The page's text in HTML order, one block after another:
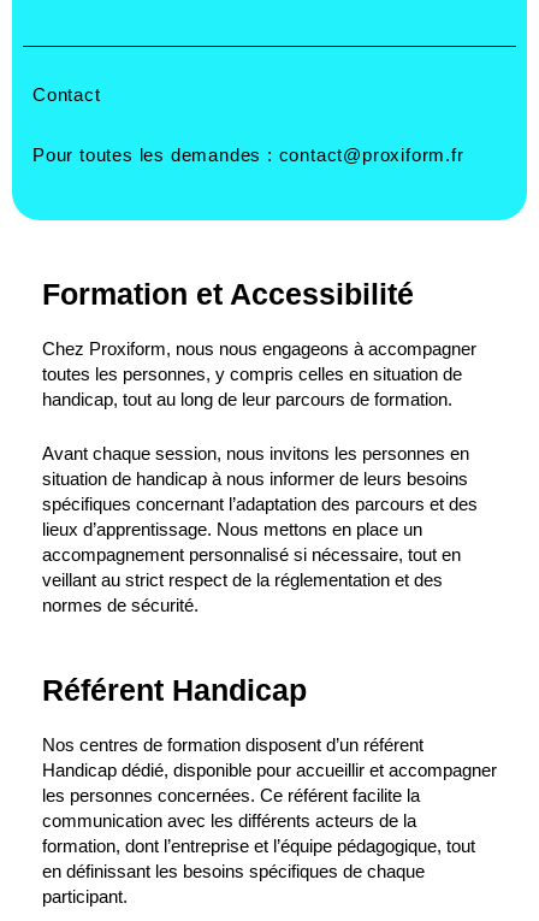
Contact
Pour toutes les demandes : contact@proxiform.fr
Formation et Accessibilité
Chez Proxiform, nous nous engageons à accompagner
toutes les personnes, y compris celles en situation de
handicap, tout au long de leur parcours de formation.
Avant chaque session, nous invitons les personnes en
situation de handicap à nous informer de leurs besoins
spécifiques concernant l’adaptation des parcours et des
lieux d’apprentissage. Nous mettons en place un
accompagnement personnalisé si nécessaire, tout en
veillant au strict respect de la réglementation et des
normes de sécurité.
Référent Handicap
Nos centres de formation disposent d’un référent
Handicap dédié, disponible pour accueillir et accompagner
les personnes concernées. Ce référent facilite la
communication avec les différents acteurs de la
formation, dont l’entreprise et l’équipe pédagogique, tout
en définissant les besoins spécifiques de chaque
participant.